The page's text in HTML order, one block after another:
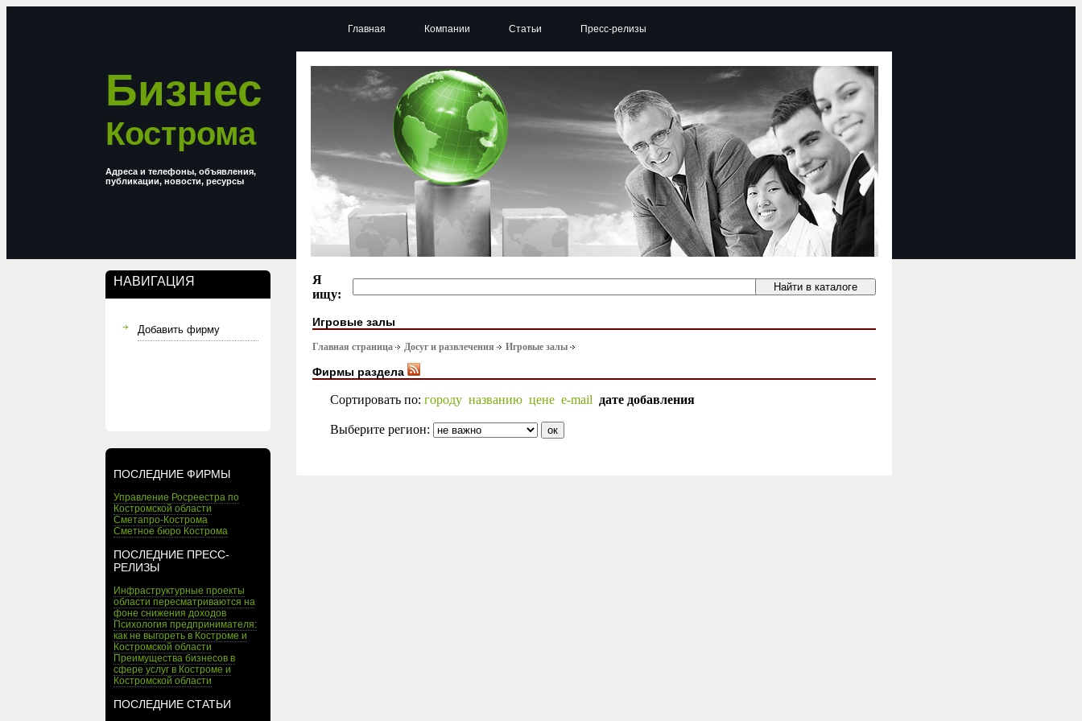
Бизнес
Кострома
Адреса и телефоны, объявления,
публикации, новости, ресурсы
НАВИГАЦИЯ
Добавить фирму
ПОСЛЕДНИЕ ФИРМЫ
Управление Росреестра по
Костромской области
Сметапро-Кострома
Сметное бюро Кострома
ПОСЛЕДНИЕ ПРЕСС-
РЕЛИЗЫ
Инфраструктурные проекты
области пересматриваются на
фоне снижения доходов
Психология предпринимателя:
как не выгореть в Костроме и
Костромской области
Преимущества бизнесов в
сфере услуг в Костроме и
Костромской области
ПОСЛЕДНИЕ СТАТЬИ
Главная Компании Статьи Пресс-релизы
Я
ищу:
Игровые залы
Главная страница Досуг и развлечения Игровые залы
Фирмы раздела
Сортировать по: городу названию цене e-mail дате добавления
Выберите регион: